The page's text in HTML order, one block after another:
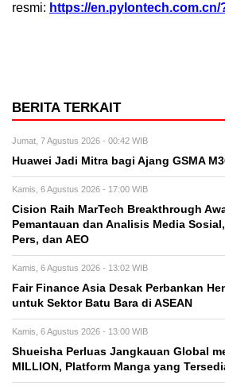
resmi: https://en.pylontech.com.cn/
BERITA TERKAIT
Jumat, 7 Agustus 2026 - 00:42 WIB
Huawei Jadi Mitra bagi Ajang GSMA
Kamis, 6 Agustus 2026 - 17:00 WIB
Cision Raih MarTech Breakthrough
Pemantauan dan Analisis Media
Pers, dan AEO
Kamis, 6 Agustus 2026 - 13:02 WIB
Fair Finance Asia Desak Perbankan
untuk Sektor Batu Bara di ASEAN
Kamis, 6 Agustus 2026 - 13:00 WIB
Shueisha Perluas Jangkauan Global
MILLION, Platform Manga yang